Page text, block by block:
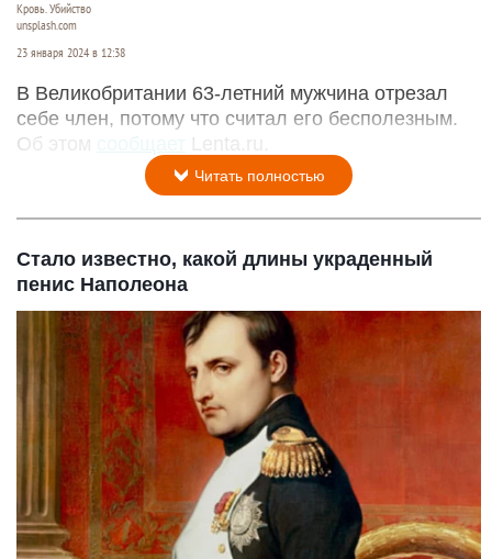
Кровь. Убийство
unsplash.com
23 января 2024 в 12:38
В Великобритании 63-летний мужчина отрезал
себе член, потому что считал его бесполезным.
Об этом
сообщает Lenta.ru.
Читать полностью
Стало известно, какой длины украденный
пенис Наполеона